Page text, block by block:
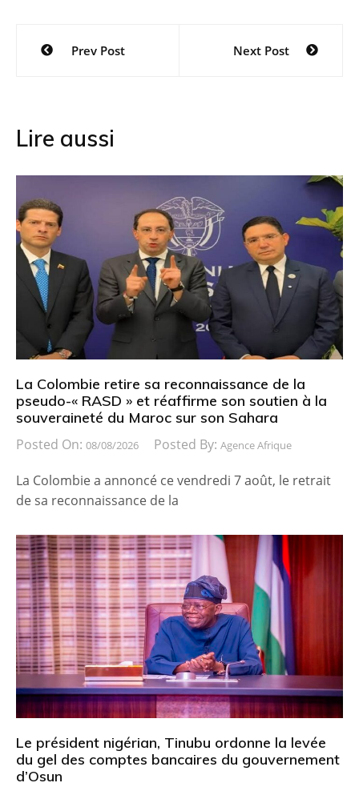
Navigation
Prev Post Next Post
Lire aussi
La Colombie retire sa reconnaissance de la
pseudo-« RASD » et réaffirme son soutien à la
souveraineté du Maroc sur son Sahara
Posted On: 08/08/2026 Posted By: Agence Afrique
La Colombie a annoncé ce vendredi 7 août, le retrait
de sa reconnaissance de la
Le président nigérian, Tinubu ordonne la levée
du gel des comptes bancaires du gouvernement
d’Osun